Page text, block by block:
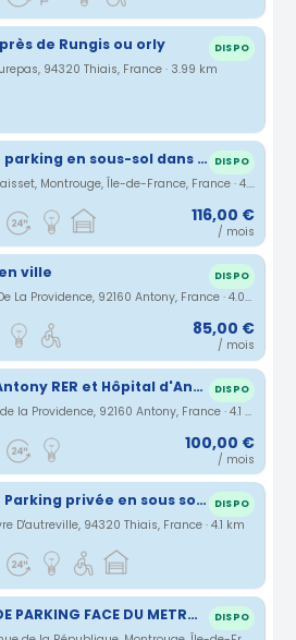
de Rungis ou orly DISPO
94320 Thiais, France · 3.99 km
Place de parking en sous-sol dans une résidence privée sécurisée DISPO
14 Rue de Saisset, Montrouge, Île-de-France, France · 4.06 km
116,00 €
/ mois
ville DISPO
18 Avenue De La Providence, 92160 Antony, France · 4.07 km
85,00 €
/ mois
Proche Antony RER et Hôpital d'Antony DISPO
24 Avenue de la Providence, 92160 Antony, France · 4.1 km
100,00 €
/ mois
Place de Parking privée en sous sol à louer proche aéroport orly 5 minutes DISPO
D'autreville, 94320 Thiais, France · 4.1 km
1 PLACE DE PARKING FACE DU METRO DE MONTROUGE DISPO